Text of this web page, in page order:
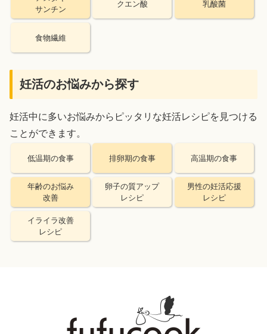
サンチン
クエン酸 乳酸菌
食物繊維
妊活のお悩みから探す
妊活中に多いお悩みからピッタリな妊活レシピを見つける
ことができます。
低温期の食事 排卵期の食事 高温期の食事
年齢のお悩み
改善
卵子の質アップ
レシピ
男性の妊活応援
レシピ
イライラ改善
レシピ